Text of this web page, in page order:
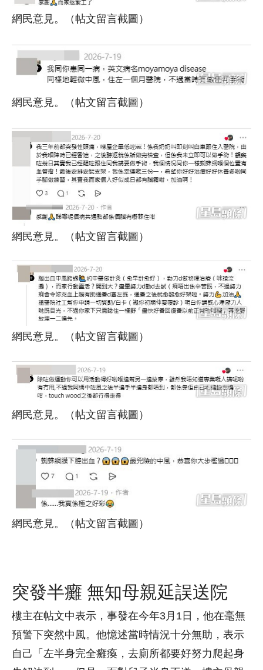
網民意見。（帖文留言截圖）
網民意見。（帖文留言截圖）
網民意見。（帖文留言截圖）
網民意見。（帖文留言截圖）
網民意見。（帖文留言截圖）
網民意見。（帖文留言截圖）
突發半癱 無知母親延誤送院
樓主在帖文中表示，事發在今年3月1日，他在毫無
預警下突然中風。他憶述當時情況十分無助，表示
自己「左半身完全癱瘓，去廁所都要好努力爬起身